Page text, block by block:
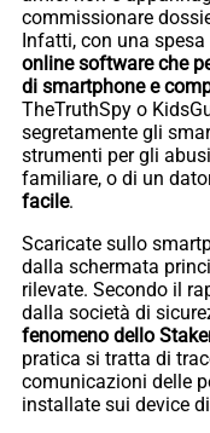
commissionare
Infatti, con una spesa
online software che
di smartphone e
TheTruthSpy o
segretamente gli
strumenti per gli
familiare, o di un
facile.
Scaricate sullo
dalla schermata
rilevate. Secondo il
dalla società di
fenomeno dello
pratica si tratta di
comunicazioni delle
installate sui device